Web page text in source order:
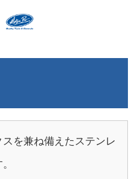
を兼ね備えたステンレ